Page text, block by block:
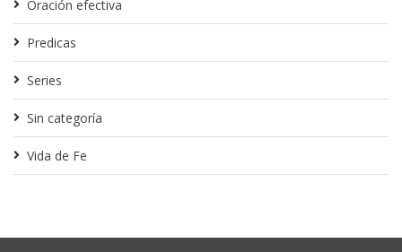
Oración efectiva
Predicas
Series
Sin categoría
Vida de Fe